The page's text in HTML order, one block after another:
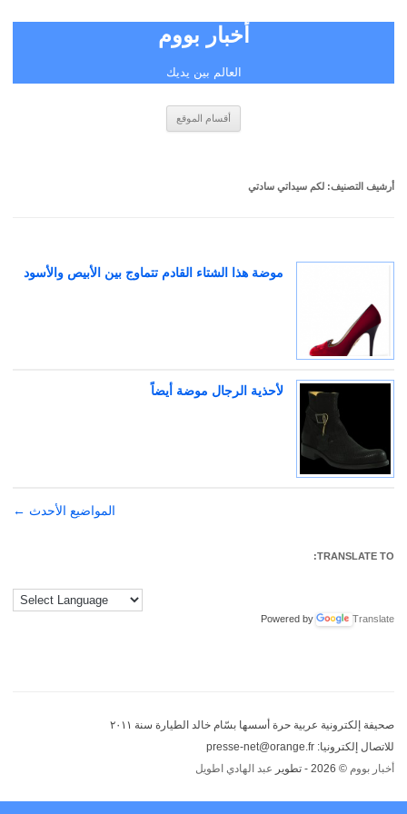
أخبار بووم
العالم بين يديك
أقسام الموقع
أرشيف التصنيف: لكم سيداتي سادتي
موضة هذا الشتاء القادم تتماوج بين الأبيص والأسود
لأحذية الرجال موضة أيضاً
المواضيع الأحدث ←
TRANSLATE TO:
Powered by Translate
صحيفة إلكترونية عربية حرة أسسها بسّام خالد الطيارة سنة ٢٠١١
للاتصال إلكترونيا: presse-net@orange.fr
أخبار بووم © 2026 - تطوير عبد الهادي اطويل